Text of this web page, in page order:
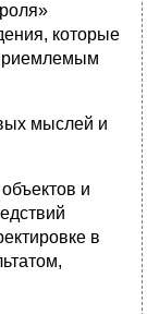
которые
мыслей и
и
в